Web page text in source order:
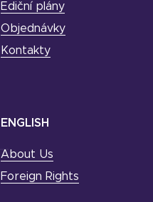
Ediční plány
Objednávky
Kontakty
ENGLISH
About Us
Foreign Rights